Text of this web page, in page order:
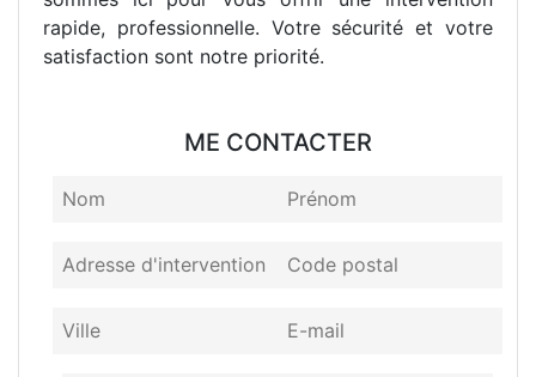
rapide, professionnelle. Votre sécurité et votre
satisfaction sont notre priorité.
ME CONTACTER